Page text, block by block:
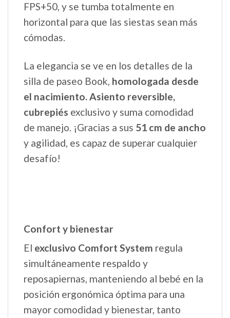
FPS+50, y se tumba totalmente en
horizontal para que las siestas sean más
cómodas.
La elegancia se ve en los detalles de la
silla de paseo Book, homologada desde
el nacimiento. Asiento reversible,
cubrepiés exclusivo y suma comodidad
de manejo. ¡Gracias a sus 51 cm de ancho
y agilidad, es capaz de superar cualquier
desafío!
Confort y bienestar
El exclusivo Comfort System regula
simultáneamente respaldo y
reposapiernas, manteniendo al bebé en la
posición ergonómica óptima para una
mayor comodidad y bienestar, tanto